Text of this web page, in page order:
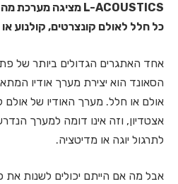
L-ACOUSTICS מציגה מערכת
כל חלל לאולם קונצרטים, קולנוע
הסאונד הוא יצירת מערך אודיו
אולם או חלל. מערך האודיו של אולם
אצטדיון, וזה אינו דומה למערך
לתרגול יוגה או מדיטציה.
אבל מה אם הייתם יכולים לשנות את